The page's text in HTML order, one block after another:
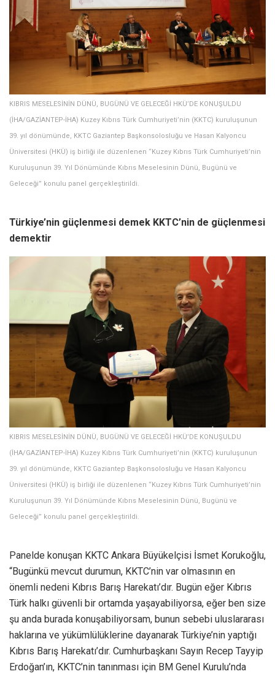
KIBRIS MESELESİNİN DÜNÜ, BUGÜNÜ VE GELECEĞİ HKÜ’DE KONUŞULDU
(İHA/GAZİANTEP-İHA) Kuzey Kıbrıs Türk Cumhuriyeti’nin (KKTC) kuruluşunun
39. yıl dönümünde, KKTC Gaziantep Başkonsolosluğu ve Hasan Kalyoncu
Üniversitesi (HKÜ) iş birliği ile düzenlenen “Kuzey Kıbrıs Türk Cumhuriyeti’nin
Kuruluşunun 39. Yıl Dönümünde Kıbrıs Meselesinin Dünü, Bugünü ve
Geleceği” konulu panel gerçekleştirildi.
Türkiye’nin güçlenmesi demek KKTC’nin de güçlenmesi
demektir
KIBRIS MESELESİNİN DÜNÜ, BUGÜNÜ VE GELECEĞİ HKÜ’DE KONUŞULDU
(İHA/GAZİANTEP-İHA) Kuzey Kıbrıs Türk Cumhuriyeti’nin (KKTC) kuruluşunun
39. yıl dönümünde, KKTC Gaziantep Başkonsolosluğu ve Hasan Kalyoncu
Üniversitesi (HKÜ) iş birliği ile düzenlenen “Kuzey Kıbrıs Türk Cumhuriyeti’nin
Kuruluşunun 39. Yıl Dönümünde Kıbrıs Meselesinin Dünü, Bugünü ve
Geleceği” konulu panel gerçekleştirildi.
Panelde konuşan KKTC Ankara Büyükelçisi İsmet Korukoğlu,
“Bugünkü mevcut durumun, KKTC’nin var olmasının en
önemli nedeni Kıbrıs Barış Harekatı’dır. Bugün eğer Kıbrıs
Türk halkı güvenli bir ortamda yaşayabiliyorsa, eğer ben size
şu anda burada konuşabiliyorsam, bunun sebebi uluslararası
haklarına ve yükümlülüklerine dayanarak Türkiye’nin yaptığı
Kıbrıs Barış Harekatı’dır. Cumhurbaşkanı Sayın Recep Tayyip
Erdoğan’ın, KKTC’nin tanınması için BM Genel Kurulu’nda